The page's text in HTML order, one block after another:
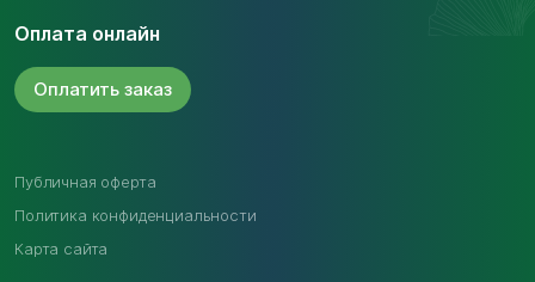
Оплата онлайн
Оплатить заказ
Публичная оферта
Политика конфиденциальности
Карта сайта